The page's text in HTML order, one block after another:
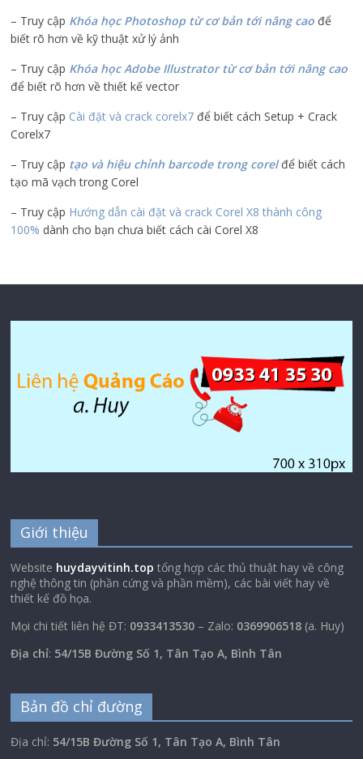
– Truy cập Khóa học Photoshop từ cơ bản tới nâng cao để
biết rõ hơn về kỹ thuật xử lý ảnh
– Truy cập Khóa học Adobe Illustratortừ cơ bản tới nâng cao
để biết rõ hơn về thiết kế vector
– Truy cập Cài đặt và crack corelx7 để biết cách Setup + Crack
Corelx7
– Truy cập tạo và hiệu chỉnh barcode trong corelđể biết cách
tạo mã vạch trong Corel
– Truy cập Hướng dẫn cài đặt và crack Corel X8 thành công
100% dành cho bạn chưa biết cách cài Corel X8
Giới thiệu
Website huydayvitinh.top tổng hợp các thủ thuật hay về công
nghệ thông tin (phần cứng và phần mềm), các bài viết hay về
thiết kế đồ họa.
Mọi chi tiết liên hệ ĐT: 0933413530 – Zalo: 0369906518 (a. Huy)
Địa chỉ: 54/15B Đường Số 1, Tân Tạo A, Bình Tân
Bản đồ chỉ đường
Địa chỉ: 54/15B Đường Số 1, Tân Tạo A, Bình Tân